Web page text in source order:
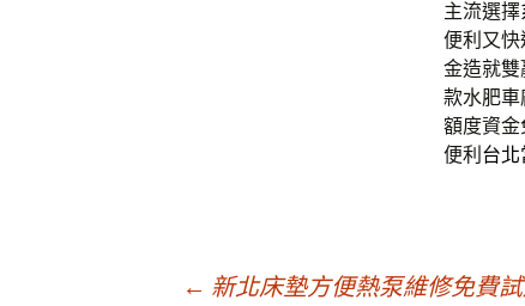
主流選擇
便利又
金造就
款水肥
額度資
便利 台
← 新北床墊方便熱泵維修免費